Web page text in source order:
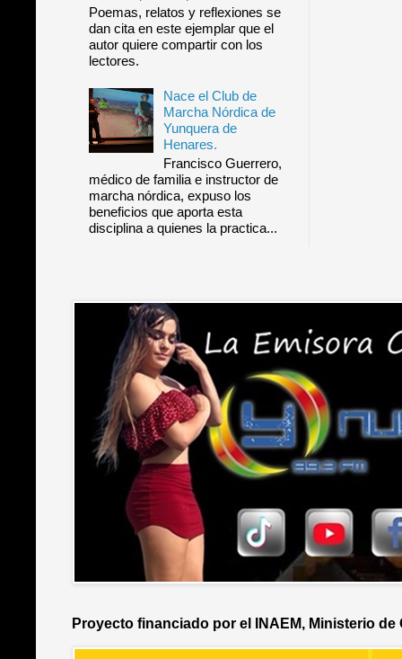
Poemas, relatos y reflexiones se
dan cita en este ejemplar que el
autor quiere compartir con los
lectores.
Nace el Club de
Marcha Nórdica de
Yunquera de
Henares.
Francisco Guerrero,
médico de familia e instructor de
marcha nórdica, expuso los
beneficios que aporta esta
disciplina a quienes la practica...
Proyecto financiado por el INAEM, Ministerio de